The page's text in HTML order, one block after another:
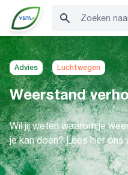
Zoeken
Advies Luchtwegen
Weerstand
Wil jij weten waarom je
je kan doen? Lees hier ons